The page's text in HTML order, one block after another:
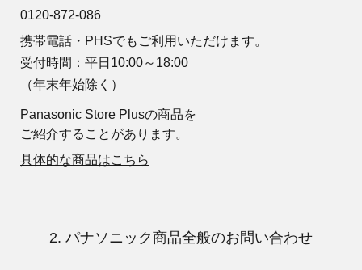
0120-872-086
携帯電話・PHSでもご利用いただけます。
受付時間：平日10:00～18:00
（年末年始除く）
Panasonic Store Plusの商品を
ご紹介することがあります。
具体的な商品はこちら
2. パナソニック商品全般のお問い合わせ